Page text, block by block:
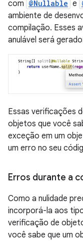
com @Nullable e
ambiente de
compilação. Esses
anulável será
Essas verificações
objetos que você
exceção em um
um erro no seu
Erros durante a
Como a nulidade
incorporá-la aos
verificação de
você sabe que um